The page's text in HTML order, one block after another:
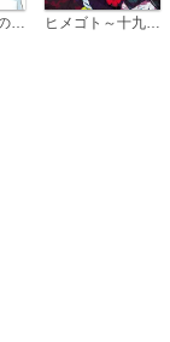
ヒメゴト～十九歳の制服～